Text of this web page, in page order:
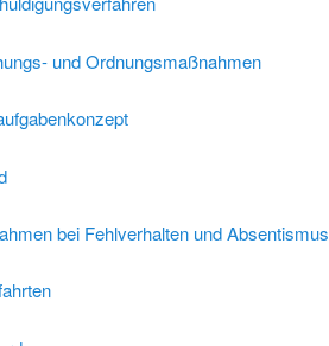
und Ordnungsmaßnahmen
bei Fehlverhalten und Absentismus